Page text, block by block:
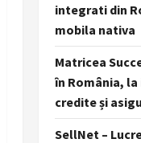
integrati din
mobila nativa
Matricea
în România,
credite și
SellNet –